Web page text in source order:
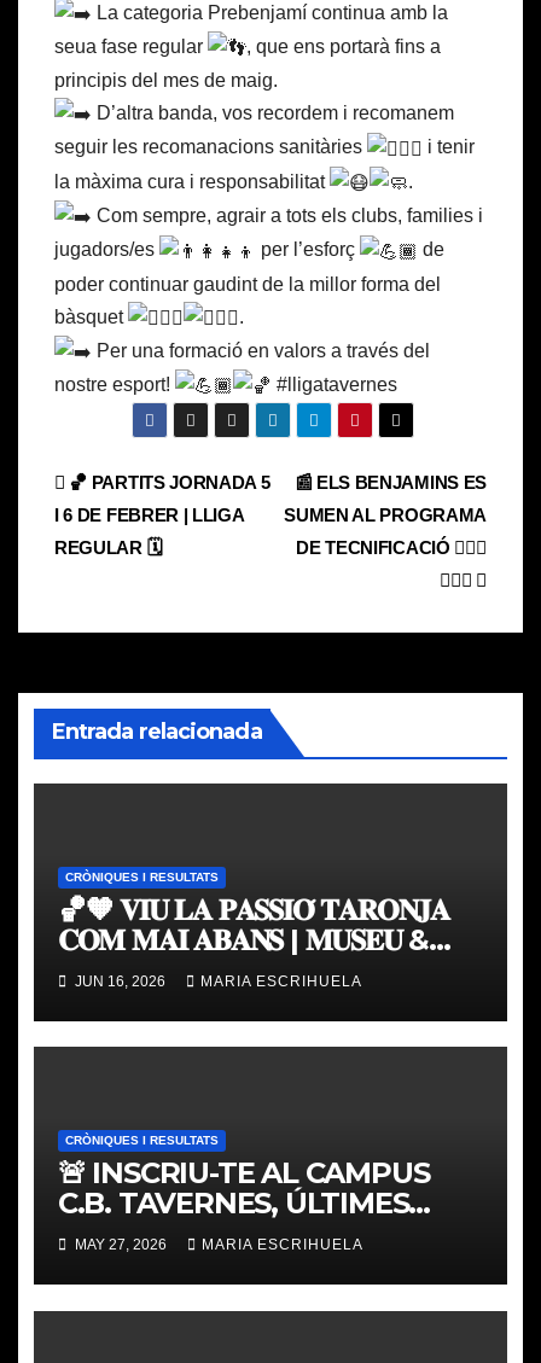
La categoria Prebenjamí continua amb la
seua fase regular
, que ens portarà fins a
principis del mes de maig.
D’altra banda, vos recordem i recomanem
seguir les recomanacions sanitàries
i tenir
la màxima cura i responsabilitat
.
Com sempre, agrair a tots els clubs, families i
jugadors/es
per l’esforç
de
poder continuar gaudint de la millor forma del
bàsquet
.
Per una formació en valors a través del
nostre esport!
#lligatavernes
Navegación
de
📰 ELS BENJAMINS ES
SUMEN AL PROGRAMA
DE TECNIFICACIÓ ⛹🏼‍♂️
⛹🏽‍♀️
🏀 PARTITS JORNADA 5
I 6 DE FEBRER | LLIGA
REGULAR 🗓
Entrada relacionada
CRÒNIQUES I RESULTATS
🏀🧡 𝐕𝐈𝐔 𝐋𝐀 𝐏𝐀𝐒𝐒𝐈𝐎́ 𝐓𝐀𝐑𝐎𝐍𝐉𝐀
𝐂𝐎𝐌 𝐌𝐀𝐈 𝐀𝐁𝐀𝐍𝐒 | 𝐌𝐔𝐒𝐄𝐔 &
𝐓𝐎𝐔𝐑 𝐕𝐀𝐋𝐄𝐍𝐂𝐈𝐀 𝐁𝐀𝐒𝐊𝐄𝐓
JUN 16, 2026 MARIA ESCRIHUELA
CRÒNIQUES I RESULTATS
🚨 INSCRIU-TE AL CAMPUS
C.B. TAVERNES, ÚLTIMES
PLACES
MAY 27, 2026 MARIA ESCRIHUELA